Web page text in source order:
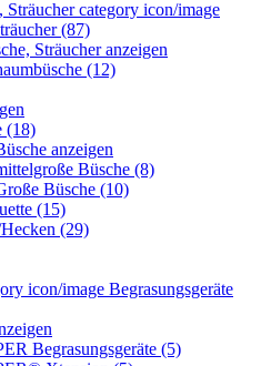
(87)
Sträucher anzeigen
(12)
(18)
anzeigen
Büsche (8)
Büsche (10)
(15)
(29)
Begrasungsgeräte
Begrasungsgeräte (5)